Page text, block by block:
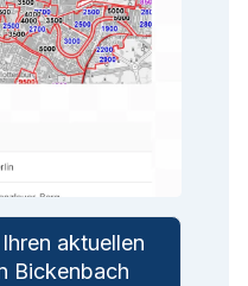
aktuellen
Bickenbach